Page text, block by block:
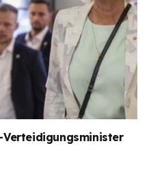
Verteidigungsminister